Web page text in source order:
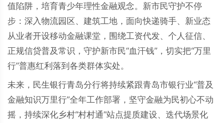
值陷阱，培育青少年理性金融观念。新市民守护不停
步：深入物流园区、建筑工地，面向快递骑手、新业态
从业者开设移动金融课堂，围绕工资代发、个人征信、
正规信贷普及常识，守护新市民“血汗钱”，切实把“万里
行”普惠红利落到各类群体实处。
未来，民生银行青岛分行将持续紧跟青岛市银行业“普及
金融知识万里行”全年工作部署，坚守金融为民初心不动
摇，持续深化乡村“村村通”站点提质建设、迭代场景化